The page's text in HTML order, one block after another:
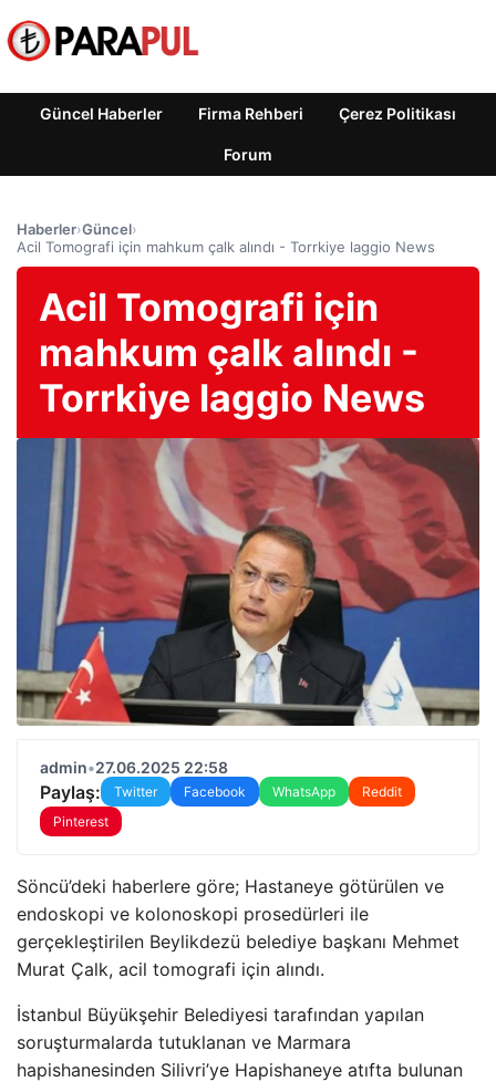
Güncel Haberler Firma Rehberi Çerez Politikası
Forum
Haberler›Güncel›
Acil Tomografi için mahkum çalk alındı ​​- Torrkiye laggio News
Acil Tomografi için
mahkum çalk alındı ​​-
Torrkiye laggio News
admin•27.06.2025 22:58
Paylaş: Twitter Facebook WhatsApp
Reddit
Pinterest
Söncü’deki haberlere göre; Hastaneye götürülen ve
endoskopi ve kolonoskopi prosedürleri ile
gerçekleştirilen Beylikdezü belediye başkanı Mehmet
Murat Çalk, acil tomografi için alındı.
İstanbul Büyükşehir Belediyesi tarafından yapılan
soruşturmalarda tutuklanan ve Marmara
hapishanesinden Silivri’ye Hapishaneye atıfta bulunan